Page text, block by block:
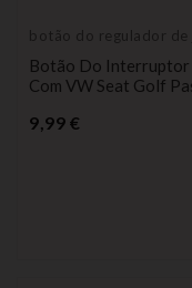
botão do regulador de
Botão Do Interruptor
Com VW Seat Golf
9,99 €